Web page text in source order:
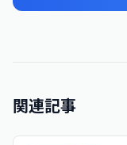
関連記事